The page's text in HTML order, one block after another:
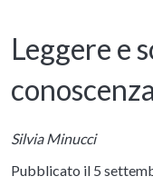
Leggere e
conoscenza
Silvia Minucci
Pubblicato il 5